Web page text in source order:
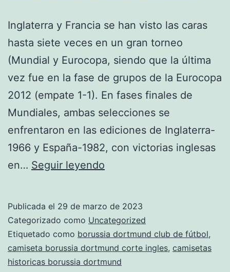
Inglaterra y Francia se han visto las caras
hasta siete veces en un gran torneo
(Mundial y Eurocopa, siendo que la última
vez fue en la fase de grupos de la Eurocopa
2012 (empate 1-1). En fases finales de
Mundiales, ambas selecciones se
enfrentaron en las ediciones de Inglaterra-
1966 y España-1982, con victorias inglesas
en… Seguir leyendo
dortmund
2018
barata
Publicada el 29 de marzo de 2023
Categorizado como Uncategorized
Etiquetado como borussia dortmund club de fútbol,
camiseta borussia dortmund corte ingles, camisetas
historicas borussia dortmund